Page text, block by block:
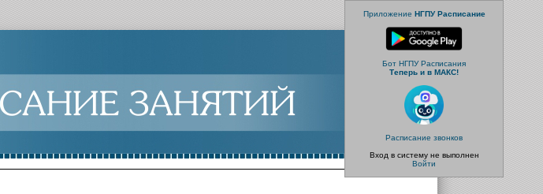
Приложение НГПУ Расписание
Бот НГПУ Расписания
Теперь и в МАКС!
Расписание звонков
Вход в систему не выполнен
Войти